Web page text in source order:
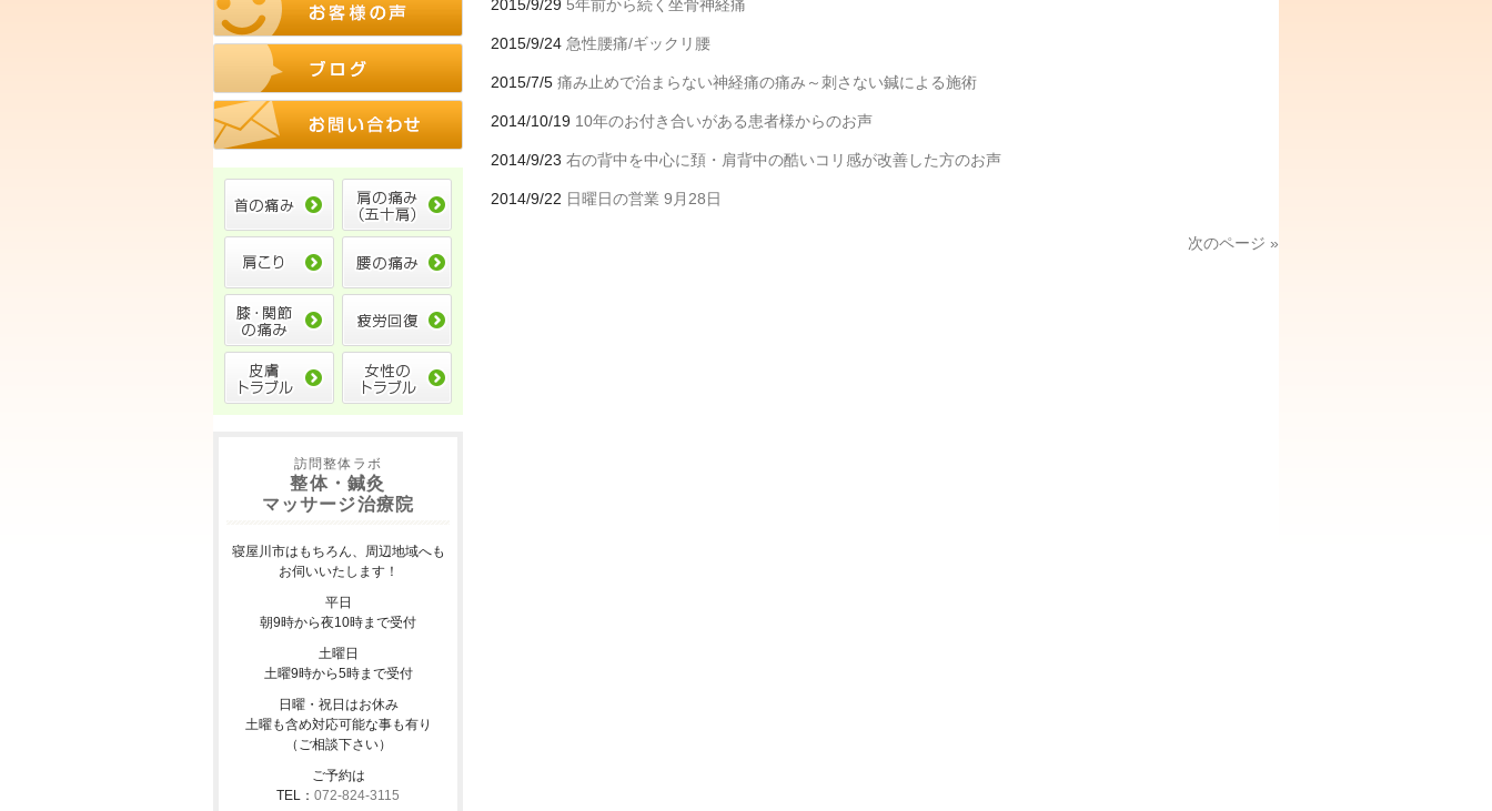
2015/9/29 5年前から続く坐骨神経痛
2015/9/24 急性腰痛/ギックリ腰
2015/7/5 痛み止めで治まらない神経痛の痛み～刺さない鍼による施術
2014/10/19 10年のお付き合いがある患者様からのお声
2014/9/23 右の背中を中心に頚・肩背中の酷いコリ感が改善した方のお声
2014/9/22 日曜日の営業 9月28日
次のページ »
訪問整体ラボ
整体・鍼灸
マッサージ治療院
寝屋川市はもちろん、周辺地域へも
お伺いいたします！
平日
朝9時から夜10時まで受付
土曜日
土曜9時から5時まで受付
日曜・祝日はお休み
土曜も含め対応可能な事も有り
（ご相談下さい）
ご予約は
TEL： 072-824-3115